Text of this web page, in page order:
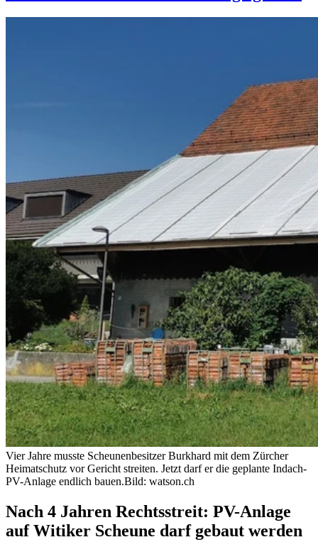
Vier Jahre musste Scheunenbesitzer Burkhard mit dem Zürcher
Heimatschutz vor Gericht streiten. Jetzt darf er die geplante Indach-
PV-Anlage endlich bauen.Bild: watson.ch
Nach 4 Jahren Rechtsstreit: PV-Anlage
auf Witiker Scheune darf gebaut werden